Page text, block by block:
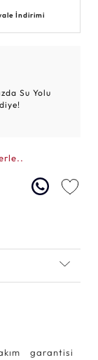
İndirimi
Su Yolu
garantisi